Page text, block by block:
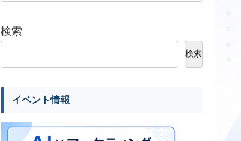
検索
検索
イベント情報